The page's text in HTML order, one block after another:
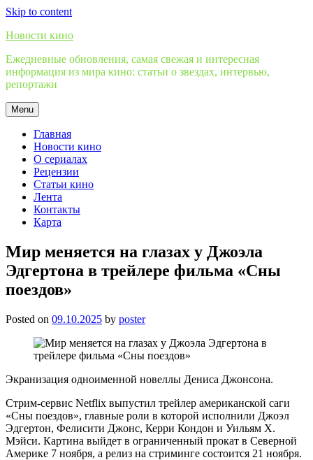
Skip to content
Новости кино
Ежедневные обновления, самая свежая и интересная
информация из мира кино: статьи о звездах, интервью,
репортажи
Menu
Главная
Новости кино
О сериалах
Рецензии
Статьи кино
Лента
Контакты
Карта
Мир меняется на глазах у Джоэла
Эдгертона в трейлере фильма «Сны
поездов»
Posted on 09.10.2025 by poster
Экранизация одноименной новеллы Дениса Джонсона.
Стрим-сервис Netflix выпустил трейлер американской саги
«Сны поездов», главные роли в которой исполнили Джоэл
Эдгертон, Фелисити Джонс, Керри Кондон и Уильям Х.
Мэйси. Картина выйдет в ограниченный прокат в Северной
Америке 7 ноября, а релиз на стриминге состоится 21 ноября.